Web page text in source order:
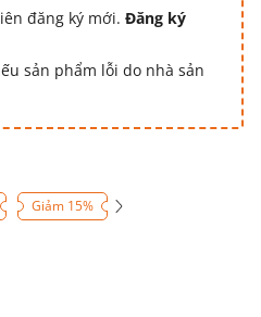
đăng ký mới. Đăng ký
sản phẩm lỗi do nhà sản
Giảm 15%